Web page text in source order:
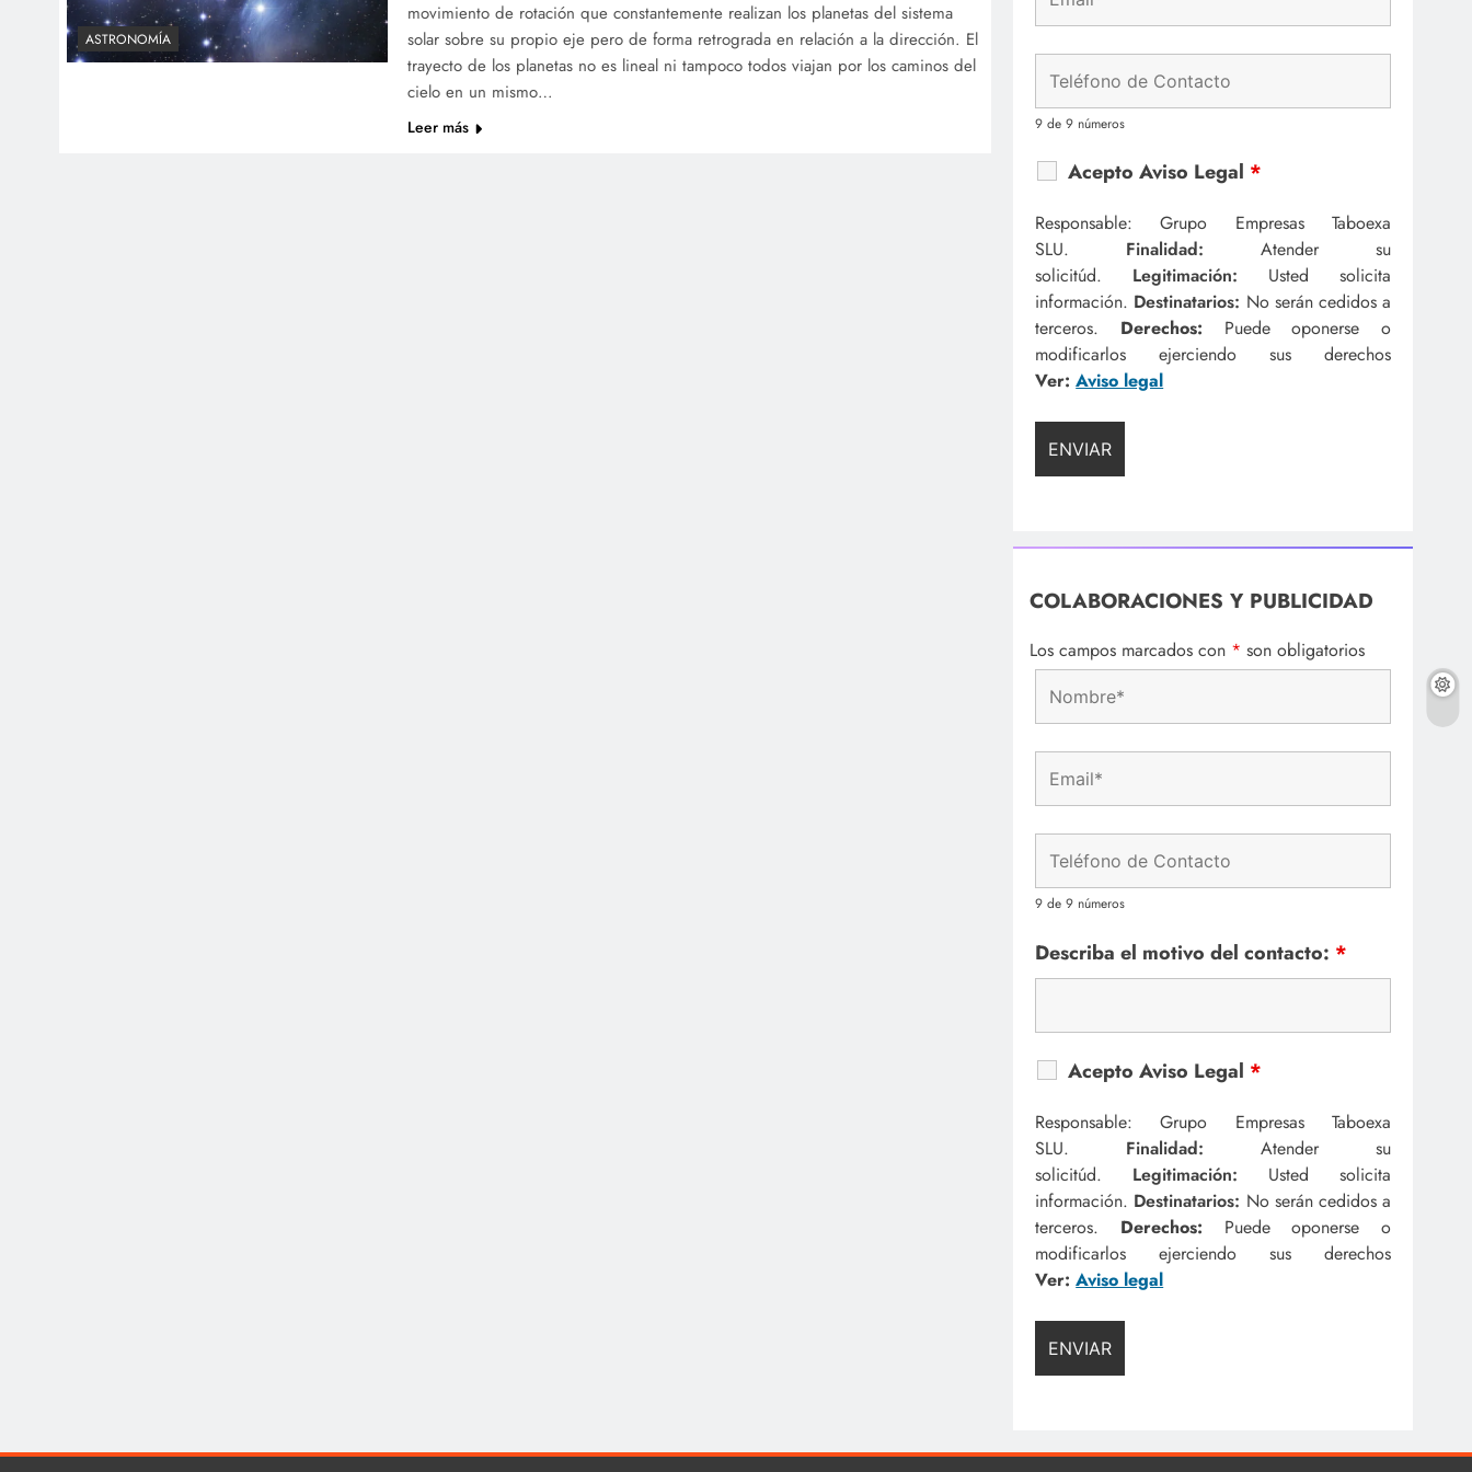
ASTRONOMÍA
movimiento de rotación que constantemente realizan los planetas del sistema
solar sobre su propio eje pero de forma retrograda en relación a la dirección. El
trayecto de los planetas no es lineal ni tampoco todos viajan por los caminos del
cielo en un mismo…
Leer más 9 de 9 números
Acepto Aviso Legal *
Responsable: Grupo Empresas Taboexa
SLU. Finalidad:Atender su
solicitúd. Legitimación: Usted solicita
información. Destinatarios: No serán cedidos a
terceros. Derechos: Puede oponerse o
modificarlos ejerciendo sus derechos
Ver:Aviso legal
COLABORACIONES Y PUBLICIDAD
Los campos marcados con * son obligatorios
9 de 9 números
Describa el motivo del contacto: *
Acepto Aviso Legal *
Responsable: Grupo Empresas Taboexa
SLU. Finalidad:Atender su
solicitúd. Legitimación: Usted solicita
información. Destinatarios: No serán cedidos a
terceros. Derechos: Puede oponerse o
modificarlos ejerciendo sus derechos
Ver:Aviso legal